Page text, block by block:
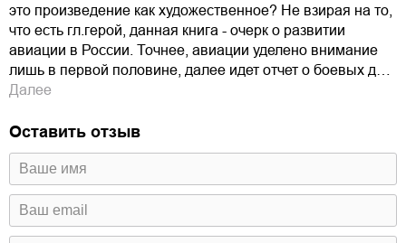
это произведение как художественное? Не взирая на то,
что есть гл.герой, данная книга - очерк о развитии
авиации в России. Точнее, авиации уделено внимание
лишь в первой половине, далее идет отчет о боевых д…
Далее
Оставить отзыв